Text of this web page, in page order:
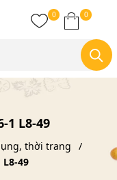
0 0
1 L8-49
thời trang
49